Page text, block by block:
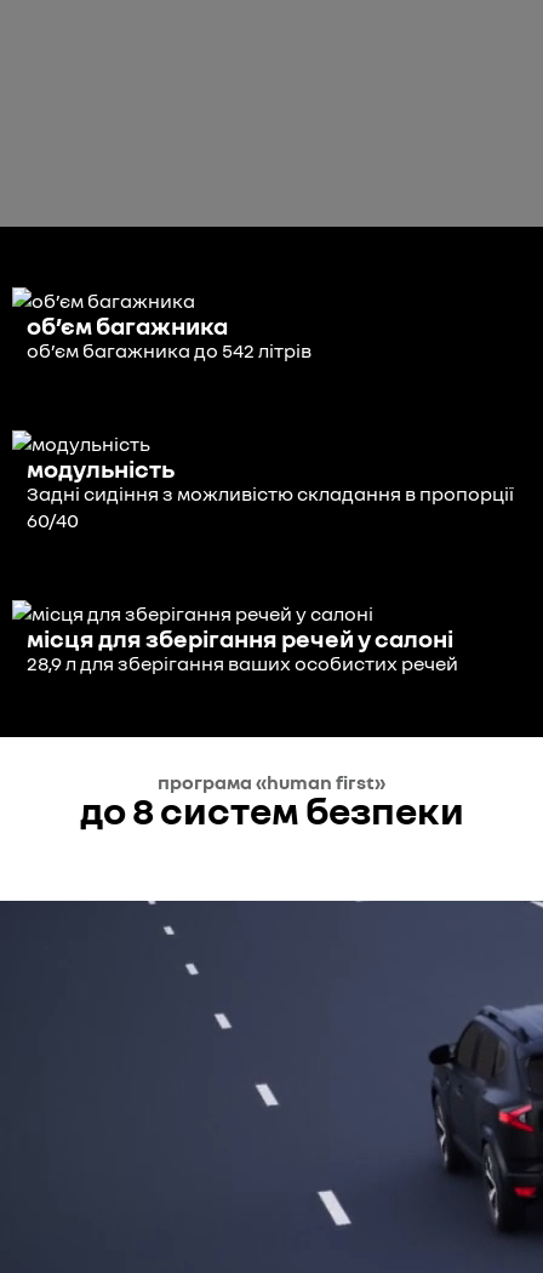
об’єм багажника
об’єм багажника до 542 літрів
модульність
Задні сидіння з можливістю складання в пропорції
60/40
місця для зберігання речей у салоні
28,9 л для зберігання ваших особистих речей
програма «human first»
до 8 систем безпеки